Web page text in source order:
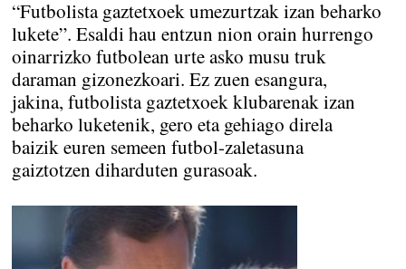
“Futbolista gaztetxoek umezurtzak izan beharko
lukete”. Esaldi hau entzun nion orain hurrengo
oinarrizko futbolean urte asko musu truk
daraman gizonezkoari. Ez zuen esangura,
jakina, futbolista gaztetxoek klubarenak izan
beharko luketenik, gero eta gehiago direla
baizik euren semeen futbol-zaletasuna
gaiztotzen diharduten gurasoak.